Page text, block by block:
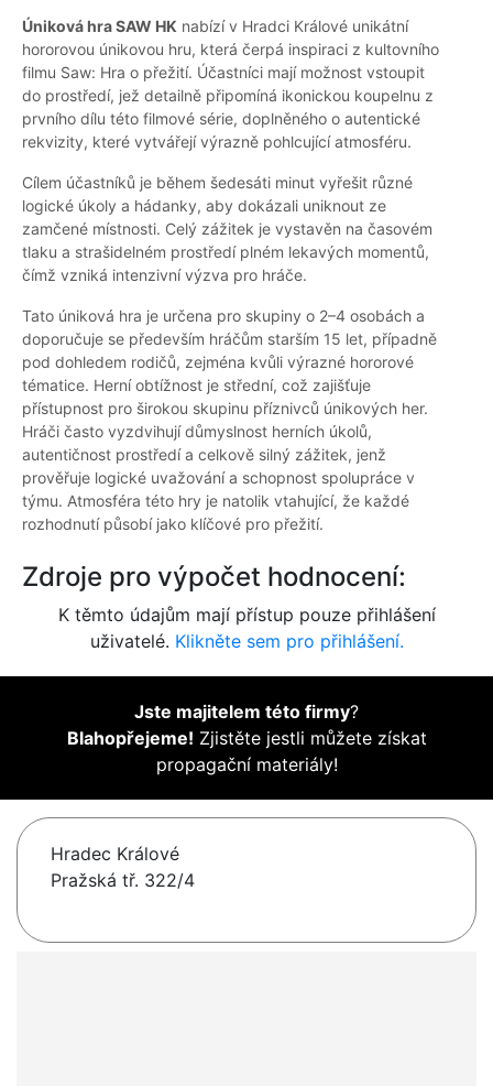
Úniková hra SAW HK nabízí v Hradci Králové unikátní
hororovou únikovou hru, která čerpá inspiraci z kultovního
filmu Saw: Hra o přežití. Účastníci mají možnost vstoupit
do prostředí, jež detailně připomíná ikonickou koupelnu z
prvního dílu této filmové série, doplněného o autentické
rekvizity, které vytvářejí výrazně pohlcující atmosféru.
Cílem účastníků je během šedesáti minut vyřešit různé
logické úkoly a hádanky, aby dokázali uniknout ze
zamčené místnosti. Celý zážitek je vystavěn na časovém
tlaku a strašidelném prostředí plném lekavých momentů,
čímž vzniká intenzivní výzva pro hráče.
Tato úniková hra je určena pro skupiny o 2–4 osobách a
doporučuje se především hráčům starším 15 let, případně
pod dohledem rodičů, zejména kvůli výrazné hororové
tématice. Herní obtížnost je střední, což zajišťuje
přístupnost pro širokou skupinu příznivců únikových her.
Hráči často vyzdvihují důmyslnost herních úkolů,
autentičnost prostředí a celkově silný zážitek, jenž
prověřuje logické uvažování a schopnost spolupráce v
týmu. Atmosféra této hry je natolik vtahující, že každé
rozhodnutí působí jako klíčové pro přežití.
Zdroje pro výpočet hodnocení:
K těmto údajům mají přístup pouze přihlášení
uživatelé. Klikněte sem pro přihlášení.
Jste majitelem této firmy?
Blahopřejeme! Zjistěte jestli můžete získat
propagační materiály!
Hradec Králové
Pražská tř. 322/4